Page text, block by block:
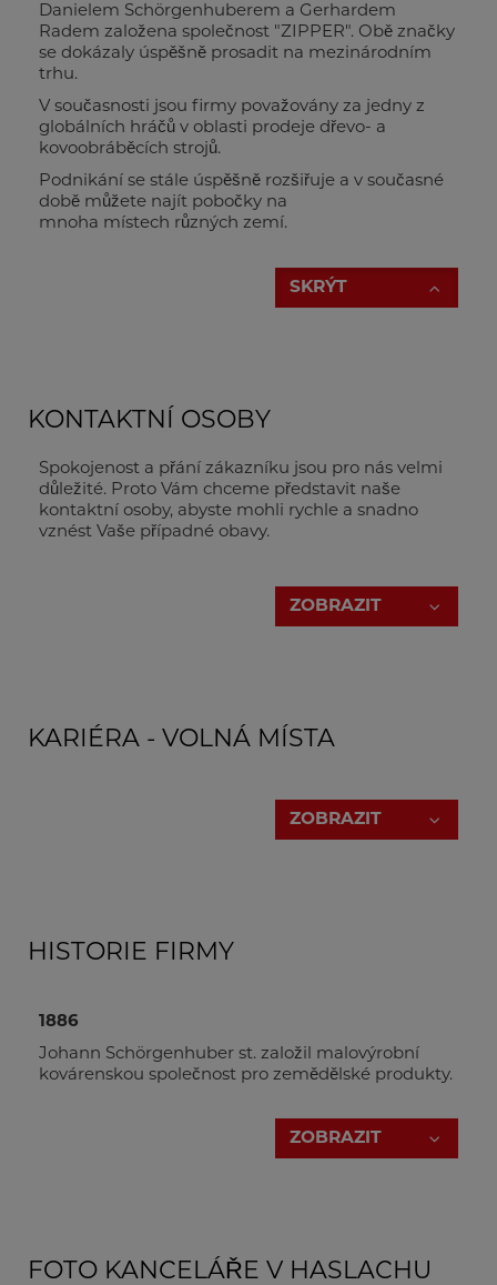
Danielem Schörgenhuberem a Gerhardem
Radem založena společnost "ZIPPER". Obě značky
se dokázaly úspěšně prosadit na mezinárodním
trhu.
V současnosti jsou firmy považovány za jedny z
globálních hráčů v oblasti prodeje dřevo- a
kovoobráběcích strojů.
Podnikání se stále úspěšně rozšiřuje a v současné
době můžete najít pobočky na
mnoha místech různých zemí.
SKRÝT
KONTAKTNÍ OSOBY
Spokojenost a přání zákazníku jsou pro nás velmi
důležité. Proto Vám chceme představit naše
kontaktní osoby, abyste mohli rychle a snadno
vznést Vaše případné obavy.
Jednoduše klikněte na tlačítko "ZOBRAZIT".
Generální ředitel
+43 7289 71 562-502
ds@holzmann-zipper.at
ZOBRAZIT
KARIÉRA - VOLNÁ MÍSTA
ZOBRAZIT
HISTORIE FIRMY
1886
Johann Schörgenhuber st. založil malovýrobní
kovárenskou společnost pro zemědělské produkty.
ZOBRAZIT
FOTO KANCELÁŘE V HASLACHU